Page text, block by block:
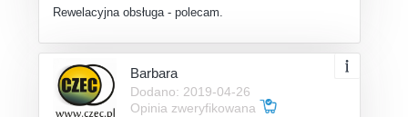
Rewelacyjna obsługa - polecam.
Barbara
Dodano: 2019-04-26
Opinia zweryfikowana